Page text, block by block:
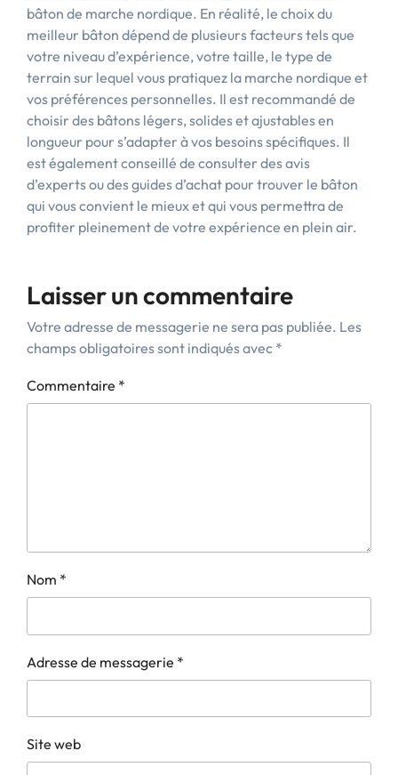
bâton de marche nordique. En réalité, le choix du
meilleur bâton dépend de plusieurs facteurs tels que
votre niveau d’expérience, votre taille, le type de
terrain sur lequel vous pratiquez la marche nordique et
vos préférences personnelles. Il est recommandé de
choisir des bâtons légers, solides et ajustables en
longueur pour s’adapter à vos besoins spécifiques. Il
est également conseillé de consulter des avis
d’experts ou des guides d’achat pour trouver le bâton
qui vous convient le mieux et qui vous permettra de
profiter pleinement de votre expérience en plein air.
Laisser un commentaire
Votre adresse de messagerie ne sera pas publiée. Les
champs obligatoires sont indiqués avec *
Commentaire *
Nom *
Adresse de messagerie *
Site web